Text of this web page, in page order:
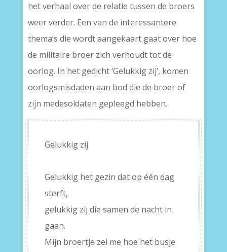
het verhaal over de relatie tussen de broers
weer verder. Een van de interessantere
thema’s die wordt aangekaart gaat over hoe
de militaire broer zich verhoudt tot de
oorlog. In het gedicht ‘Gelukkig zij’, komen
oorlogsmisdaden aan bod die de broer of
zijn medesoldaten gepleegd hebben.
Gelukkig zij
Gelukkig het gezin dat op één dag
sterft,
gelukkig zij die samen de nacht in
gaan.
Mijn broertje zei me hoe het busje